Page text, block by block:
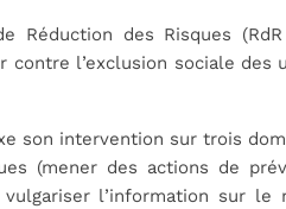
de Réduction des Risques
l’exclusion sociale des
son intervention sur trois
(mener des actions de
vulgariser l’information sur